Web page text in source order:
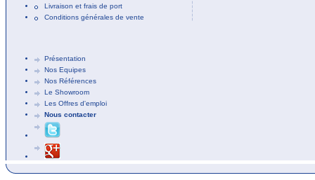
Livraison et frais de port
Conditions générales de vente
Présentation
Nos Equipes
Nos Références
Le Showroom
Les Offres d'emploi
Nous contacter